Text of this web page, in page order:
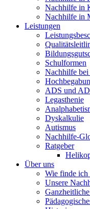
Nachhilfe in
Nachhilfe in
Leistungen
Schulformen
Nachhilfe bei
ADS und
Legasthenie
Dyskalkulie
Autismus
Nachhilfe-
Ratgeber
Über uns
Wie finde ich
Unsere